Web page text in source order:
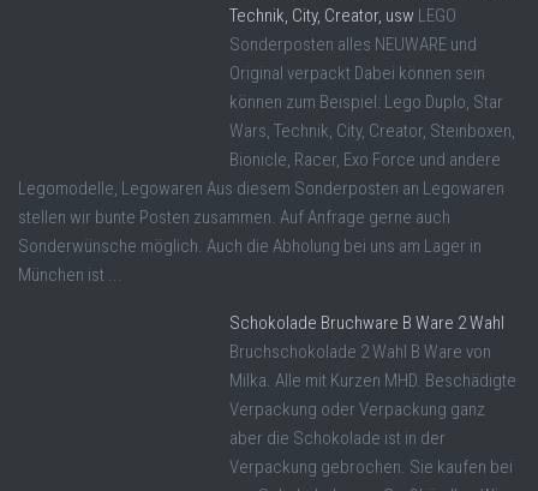
Technik, City, Creator, usw LEGO
Sonderposten alles NEUWARE und
Original verpackt Dabei können sein
können zum Beispiel: Lego Duplo, Star
Wars, Technik, City, Creator, Steinboxen,
Bionicle, Racer, Exo Force und andere
Legomodelle, Legowaren Aus diesem Sonderposten an Legowaren
stellen wir bunte Posten zusammen. Auf Anfrage gerne auch
Sonderwünsche möglich. Auch die Abholung bei uns am Lager in
München ist ...
Schokolade Bruchware B Ware 2 Wahl
Bruchschokolade 2 Wahl B Ware von
Milka. Alle mit Kurzen MHD. Beschädigte
Verpackung oder Verpackung ganz
aber die Schokolade ist in der
Verpackung gebrochen. Sie kaufen bei